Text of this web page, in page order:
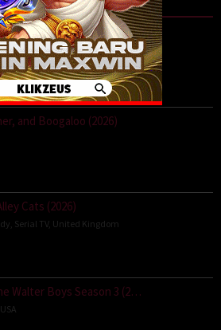
(2026)
,Drama,Serial TV,Korea
and Boogaloo (2026)
Cats (2026)
Serial TV, United Kingdom
Walter Boys Season 3 (2…
USA